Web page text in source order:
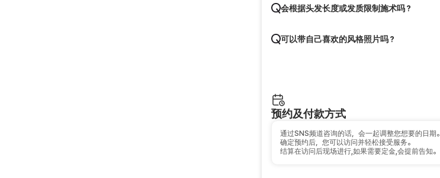
会根据头发长度或发质限制施术吗？
可以带自己喜欢的风格照片吗？
预约及付款方式
通过SNS频道咨询的话，会一起调整您想要的日期。
确定预约后，您可以访问并轻松接受服务。
结算在访问后现场进行,如果需要定金,会提前告知。